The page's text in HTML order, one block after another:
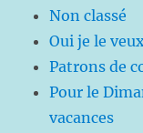
Non classé
Oui je le
Patrons de
Pour le
vacances